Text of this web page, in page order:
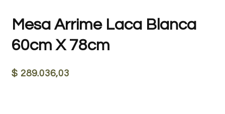
Mesa Arrime Laca Blanca
60cm X 78cm
$ 289.036,03